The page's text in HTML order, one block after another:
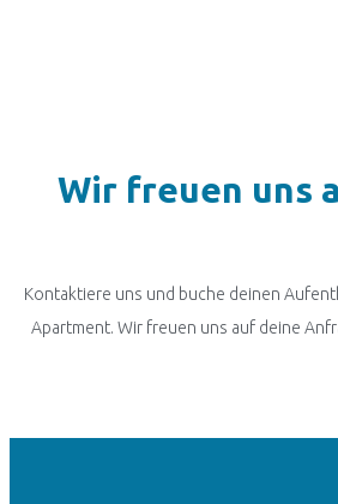
Wir freuen uns
Kontaktiere uns und buche deinen
Apartment. Wir freuen uns auf deine